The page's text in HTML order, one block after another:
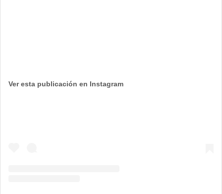
Ver esta publicación en Instagram